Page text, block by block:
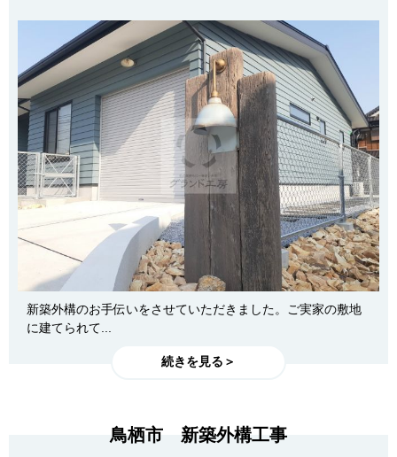
新築外構のお手伝いをさせていただきました。ご実家の敷地
に建てられて...
続きを見る＞
鳥栖市 新築外構工事